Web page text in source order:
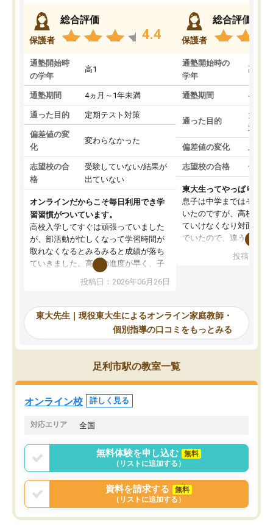
保護者
総合評価
4.4
通塾開始時
の学年
高1
通塾期間 4ヵ月～1年未満
通った目的 定期テスト対策
偏差値の変
化
変わらなかった
志望校の合
格
受験していない/結果が
出ていない
オンラインだからこそ毎日利用でき学
習習慣がついています。
高校入学してすぐは頑張っていました
が、部活動が忙しくなって学習時間が
取れなくなるとみるみると成績が落ち
ていきました。高校の進度が早く、子
供も家に帰って勉強の話すると嫌な反
応を示します。東大先生にお願いして
れるので、親としても安心です。毎日
使える自習室とかもあり、わからない
ところがあれば先生が回答してくれる
のも重宝しています。
投稿日：2026年06月26日
保護者
総合評価
通塾開始時の
学年
高3
通塾期間 4ヵ月
通った目的
大学
対策
偏差値の変化
志望校の合格 合格
東大生ってやっぱりすご
息子は中学まではそこそ
いたのですが、高校に入
ていけなくなり対面の塾
でいたので、違うアプロ
で、当初は模試でD判定
自習室が毎日使えていつ
るのが心強かったよう
謝です。
投稿日：
東大先生｜現役東大生によるオンライン家庭教師・
個別指導の口コミをもっとみる
足利市駅の教室一覧
オンライン校 詳しく見る
対応エリア 全国
無料体験を申し込む
無料
（リストに追加する）
資料を請求する
無料
（リストに追加する）